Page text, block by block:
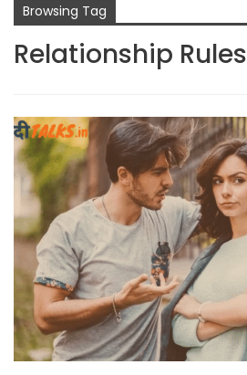
Browsing Tag
Relationship Rules